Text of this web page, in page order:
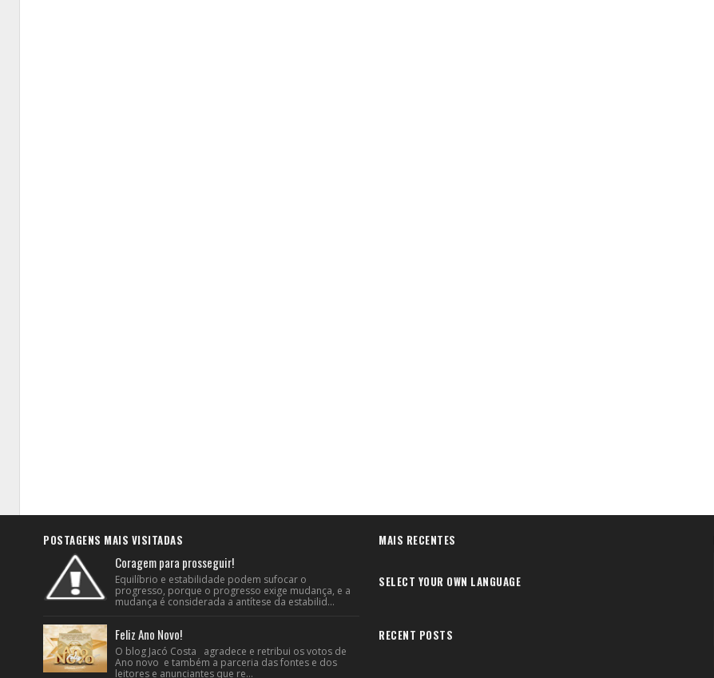
POSTAGENS MAIS VISITADAS
Coragem para prosseguir!
Equilíbrio e estabilidade podem sufocar o
progresso, porque o progresso exige mudança, e a
mudança é considerada a antítese da estabilid...
Feliz Ano Novo!
O blog Jacó Costa agradece e retribui os votos de
Ano novo e também a parceria das fontes e dos
leitores e anunciantes que re...
MAIS RECENTES
SELECT YOUR OWN LANGUAGE
RECENT POSTS